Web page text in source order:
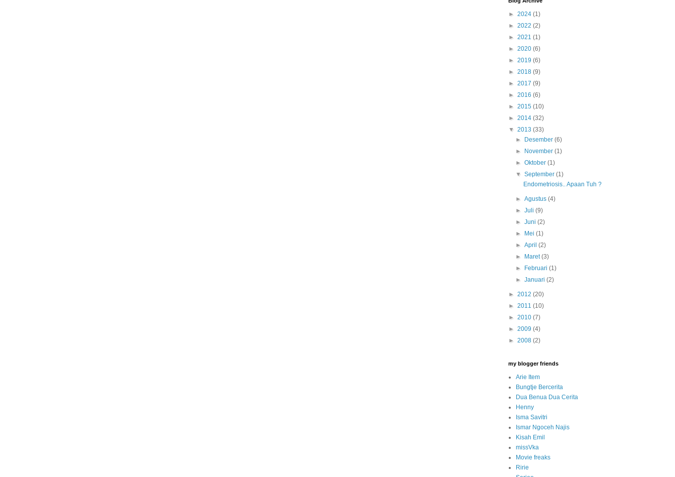
► 2024 (1)
► 2022 (2)
► 2021 (1)
► 2020 (6)
► 2019 (6)
► 2018 (9)
► 2017 (9)
► 2016 (6)
► 2015 (10)
► 2014 (32)
▼ 2013 (33)
► Desember(6)
► November(1)
►Oktober(1)
▼September(1)
Endometriosis.. Apaan Tuh ?
►Agustus(4)
►Juli(9)
►Juni(2)
► Mei(1)
►April(2)
► Maret(3)
► Februari(1)
►Januari(2)
► 2012 (20)
► 2011 (10)
► 2010 (7)
► 2009 (4)
► 2008 (2)
my blogger friends
Arie Item
Bungtje Bercerita
Dua Benua Dua Cerita
Henny
Isma Savitri
Ismar Ngoceh Najis
Kisah Emil
missVka
Movie freaks
Ririe